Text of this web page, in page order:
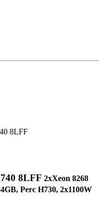
8LFF
8LFF 2xXeon 8268
Perc H730, 2x1100W